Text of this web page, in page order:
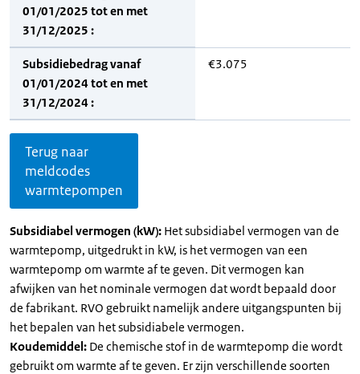
01/01/2025 tot en met
31/12/2025 :
Subsidiebedrag vanaf
01/01/2024 tot en met
31/12/2024 :
€3.075
Terug naar
meldcodes
warmtepompen
Subsidiabel vermogen (kW): Het subsidiabel vermogen van de
warmtepomp, uitgedrukt in kW, is het vermogen van een
warmtepomp om warmte af te geven. Dit vermogen kan
afwijken van het nominale vermogen dat wordt bepaald door
de fabrikant. RVO gebruikt namelijk andere uitgangspunten bij
het bepalen van het subsidiabele vermogen.
Koudemiddel: De chemische stof in de warmtepomp die wordt
gebruikt om warmte af te geven. Er zijn verschillende soorten